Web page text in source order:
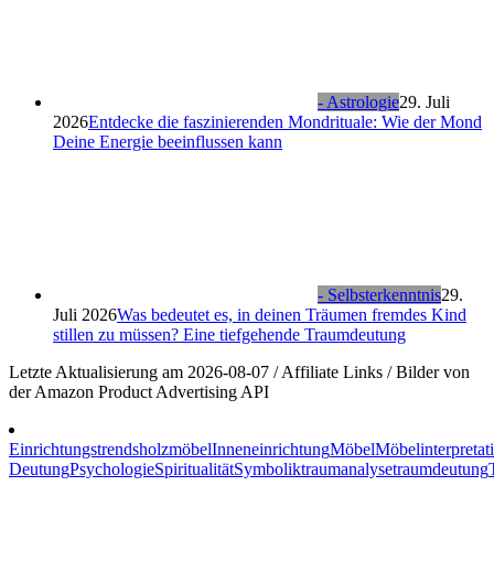
- Astrologie29. Juli
2026Entdecke die faszinierenden Mondrituale: Wie der Mond
Deine Energie beeinflussen kann
- Selbsterkenntnis29.
Juli 2026Was bedeutet es, in deinen Träumen fremdes Kind
stillen zu müssen? Eine tiefgehende Traumdeutung
Letzte Aktualisierung am 2026-08-07 / Affiliate Links / Bilder von
der Amazon Product Advertising API
EinrichtungstrendsholzmöbelInneneinrichtungMöbel
DeutungPsychologieSpiritualitätSymboliktraumanalysetraumdeutung